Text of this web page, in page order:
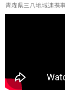
青森県三八地域連携